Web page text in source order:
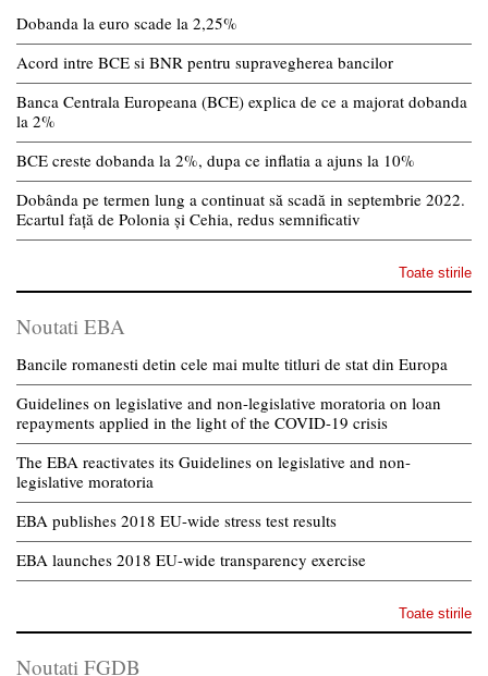
Dobanda la euro scade la 2,25%
Acord intre BCE si BNR pentru supravegherea bancilor
Banca Centrala Europeana (BCE) explica de ce a majorat dobanda
la 2%
BCE creste dobanda la 2%, dupa ce inflatia a ajuns la 10%
Dobânda pe termen lung a continuat să scadă in septembrie 2022.
Ecartul față de Polonia și Cehia, redus semnificativ
Toate stirile
Noutati EBA
Bancile romanesti detin cele mai multe titluri de stat din Europa
Guidelines on legislative and non-legislative moratoria on loan
repayments applied in the light of the COVID-19 crisis
The EBA reactivates its Guidelines on legislative and non-
legislative moratoria
EBA publishes 2018 EU-wide stress test results
EBA launches 2018 EU-wide transparency exercise
Toate stirile
Noutati FGDB